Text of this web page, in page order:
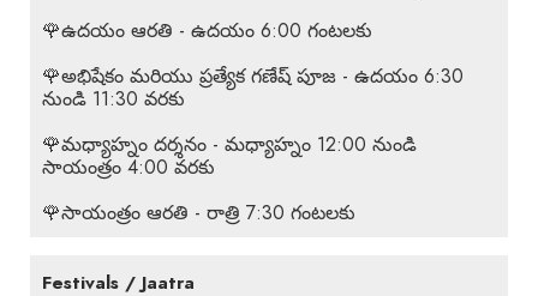
🌹ఉదయం ఆరతి - ఉదయం 6:00 గంటలకు
🌹అభిషేకం మరియు ప్రత్యేక గణేష్ పూజ - ఉదయం 6:30
నుండి 11:30 వరకు
🌹మధ్యాహ్నం దర్శనం - మధ్యాహ్నం 12:00 నుండి
సాయంత్రం 4:00 వరకు
🌹సాయంత్రం ఆరతి - రాత్రి 7:30 గంటలకు
Festivals / Jaatra